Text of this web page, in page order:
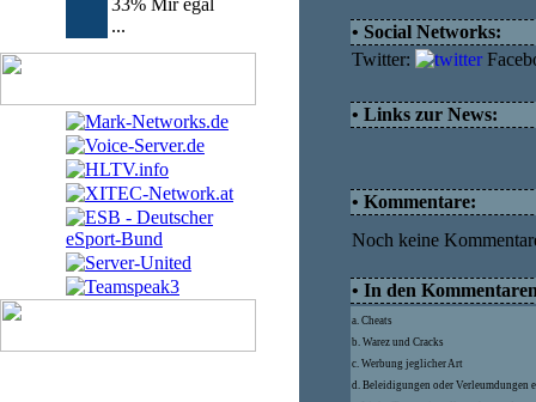
33% Mir egal
...
• Social Networks:
Twitter:
• Links zur News:
• Kommentare:
Noch keine
• In den
a. Cheats
b. Warez und Cracks
c. Werbung jeglicher Art
d. Beleidigungen oder Verleumdungen